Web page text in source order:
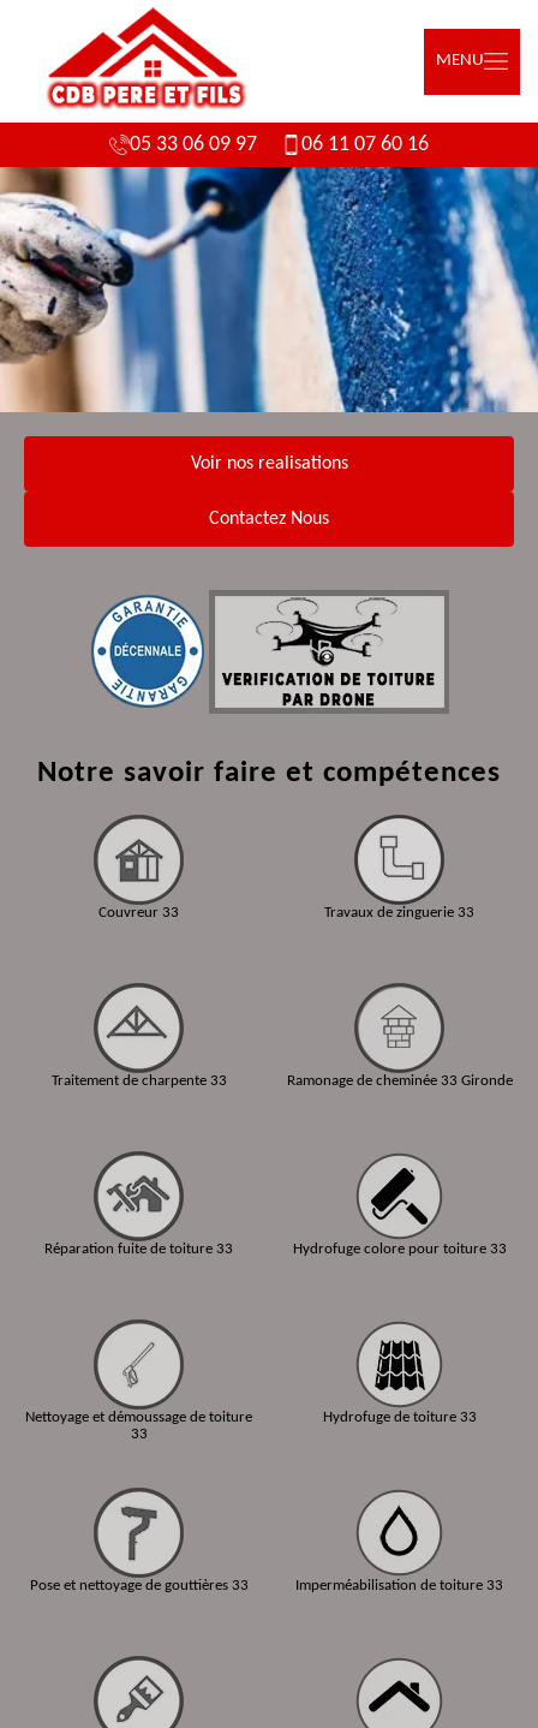
MENU
05 33 06 09 97 06 11 07 60 16
Voir nos realisations
Contactez Nous
Notre savoir faire et compétences
Couvreur 33
Traitement de charpente 33
Réparation fuite de toiture 33
Nettoyage et démoussage de toiture
33
Pose et nettoyage de gouttières 33
Travaux de zinguerie 33
Ramonage de cheminée 33 Gironde
Hydrofuge colore pour toiture 33
Hydrofuge de toiture 33
Imperméabilisation de toiture 33